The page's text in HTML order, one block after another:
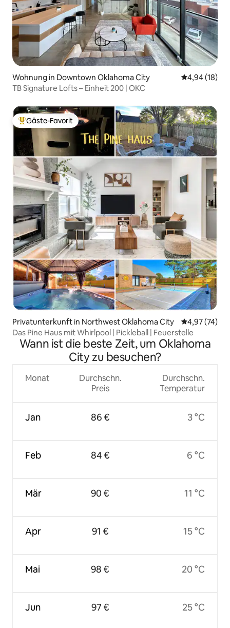
Wohnung in Downtown Oklahoma City
4,94 (18)
TB Signature Lofts – Einheit 200 | OKC
Beliebter Gäste-Favorit.
Gäste-Favorit
Privatunterkunft in Northwest Oklahoma City
4,97 (74)
Das Pine Haus mit Whirlpool | Pickleball | Feuerstelle
Wann ist die beste Zeit, um Oklahoma
City zu besuchen?
Monat
Jan
Feb
Mär
Apr
Mai
Jun
Durchschn.
Preis
86 €
84 €
90 €
91 €
98 €
97 €
Durchschn.
Temperatur
3 °C
6 °C
11 °C
15 °C
20 °C
25 °C